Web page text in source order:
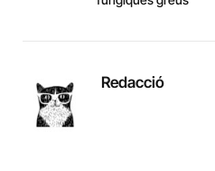
Redacció